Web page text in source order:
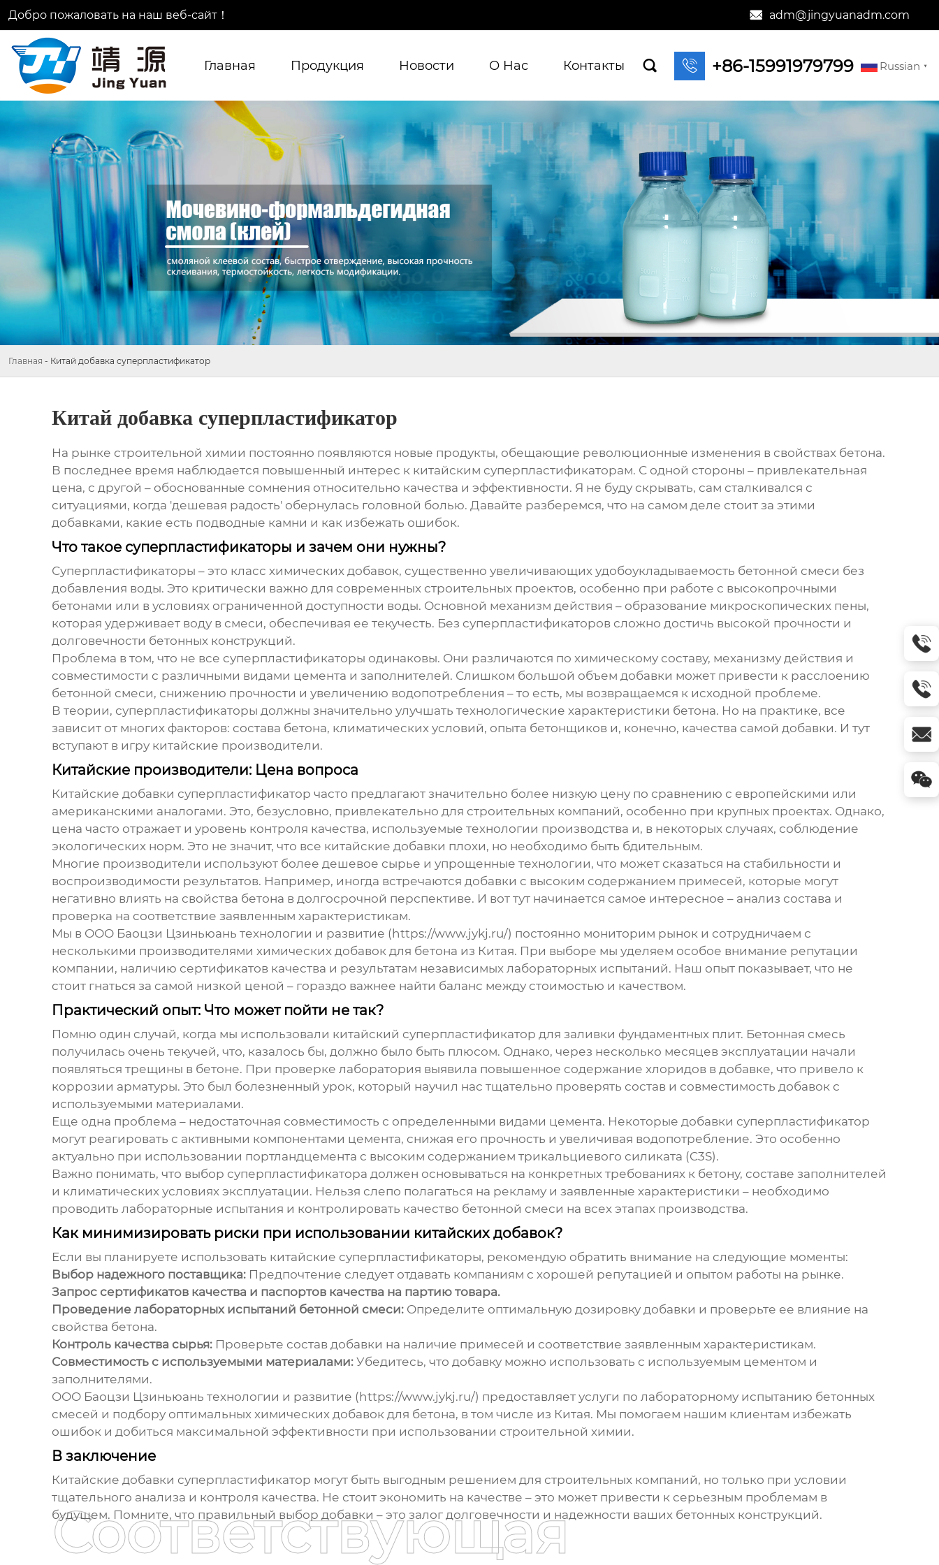
Добро пожаловать на наш веб-сайт！  adm@jingyuanadm.com
Главная Продукция Новости О Hас Контакты   +86-15991979799 Russian ▼
Главная - Китай добавка суперпластификатор
Китай добавка суперпластификатор
На рынке строительной химии постоянно появляются новые продукты, обещающие революционные изменения в свойствах бетона.
В последнее время наблюдается повышенный интерес к китайским суперпластификаторам. С одной стороны – привлекательная
цена, с другой – обоснованные сомнения относительно качества и эффективности. Я не буду скрывать, сам сталкивался с
ситуациями, когда 'дешевая радость' обернулась головной болью. Давайте разберемся, что на самом деле стоит за этими
добавками, какие есть подводные камни и как избежать ошибок.
Что такое суперпластификаторы и зачем они нужны?
Суперпластификаторы – это класс химических добавок, существенно увеличивающих удобоукладываемость бетонной смеси без
добавления воды. Это критически важно для современных строительных проектов, особенно при работе с высокопрочными
бетонами или в условиях ограниченной доступности воды. Основной механизм действия – образование микроскопических пены,
которая удерживает воду в смеси, обеспечивая ее текучесть. Без суперпластификаторов сложно достичь высокой прочности и
долговечности бетонных конструкций.
Проблема в том, что не все суперпластификаторы одинаковы. Они различаются по химическому составу, механизму действия и
совместимости с различными видами цемента и заполнителей. Слишком большой объем добавки может привести к расслоению
бетонной смеси, снижению прочности и увеличению водопотребления – то есть, мы возвращаемся к исходной проблеме.
В теории, суперпластификаторы должны значительно улучшать технологические характеристики бетона. Но на практике, все
зависит от многих факторов: состава бетона, климатических условий, опыта бетонщиков и, конечно, качества самой добавки. И тут
вступают в игру китайские производители.
Китайские производители: Цена вопроса
Китайские добавки суперпластификатор часто предлагают значительно более низкую цену по сравнению с европейскими или
американскими аналогами. Это, безусловно, привлекательно для строительных компаний, особенно при крупных проектах. Однако,
цена часто отражает и уровень контроля качества, используемые технологии производства и, в некоторых случаях, соблюдение
экологических норм. Это не значит, что все китайские добавки плохи, но необходимо быть бдительным.
Многие производители используют более дешевое сырье и упрощенные технологии, что может сказаться на стабильности и
воспроизводимости результатов. Например, иногда встречаются добавки с высоким содержанием примесей, которые могут
негативно влиять на свойства бетона в долгосрочной перспективе. И вот тут начинается самое интересное – анализ состава и
проверка на соответствие заявленным характеристикам.
Мы в ООО Баоцзи Цзиньюань технологии и развитие (https://www.jykj.ru/) постоянно мониторим рынок и сотрудничаем с
несколькими производителями химических добавок для бетона из Китая. При выборе мы уделяем особое внимание репутации
компании, наличию сертификатов качества и результатам независимых лабораторных испытаний. Наш опыт показывает, что не
стоит гнаться за самой низкой ценой – гораздо важнее найти баланс между стоимостью и качеством.
Практический опыт: Что может пойти не так?
Помню один случай, когда мы использовали китайский суперпластификатор для заливки фундаментных плит. Бетонная смесь
получилась очень текучей, что, казалось бы, должно было быть плюсом. Однако, через несколько месяцев эксплуатации начали
появляться трещины в бетоне. При проверке лаборатория выявила повышенное содержание хлоридов в добавке, что привело к
коррозии арматуры. Это был болезненный урок, который научил нас тщательно проверять состав и совместимость добавок с
используемыми материалами.
Еще одна проблема – недостаточная совместимость с определенными видами цемента. Некоторые добавки суперпластификатор
могут реагировать с активными компонентами цемента, снижая его прочность и увеличивая водопотребление. Это особенно
актуально при использовании портландцемента с высоким содержанием трикальциевого силиката (C3S).
Важно понимать, что выбор суперпластификатора должен основываться на конкретных требованиях к бетону, составе заполнителей
и климатических условиях эксплуатации. Нельзя слепо полагаться на рекламу и заявленные характеристики – необходимо
проводить лабораторные испытания и контролировать качество бетонной смеси на всех этапах производства.
Как минимизировать риски при использовании китайских добавок?
Если вы планируете использовать китайские суперпластификаторы, рекомендую обратить внимание на следующие моменты:
Выбор надежного поставщика:Предпочтение следует отдавать компаниям с хорошей репутацией и опытом работы на рынке.
Запрос сертификатов качества и паспортов качества на партию товара.
Проведение лабораторных испытаний бетонной смеси:Определите оптимальную дозировку добавки и проверьте ее влияние на
свойства бетона.
Контроль качества сырья:Проверьте состав добавки на наличие примесей и соответствие заявленным характеристикам.
Совместимость с используемыми материалами:Убедитесь, что добавку можно использовать с используемым цементом и
заполнителями.
ООО Баоцзи Цзиньюань технологии и развитие (https://www.jykj.ru/) предоставляет услуги по лабораторному испытанию бетонных
смесей и подбору оптимальных химических добавок для бетона, в том числе из Китая. Мы помогаем нашим клиентам избежать
ошибок и добиться максимальной эффективности при использовании строительной химии.
В заключение
Китайские добавки суперпластификатор могут быть выгодным решением для строительных компаний, но только при условии
тщательного анализа и контроля качества. Не стоит экономить на качестве – это может привести к серьезным проблемам в
будущем. Помните, что правильный выбор добавки – это залог долговечности и надежности ваших бетонных конструкций.
Соответствующая